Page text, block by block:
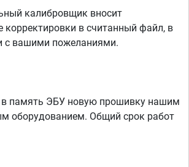
калибровщик вносит
корректировки в считанный файл, в
с вашими пожеланиями.
память ЭБУ новую прошивку нашим
оборудованием. Общий срок работ